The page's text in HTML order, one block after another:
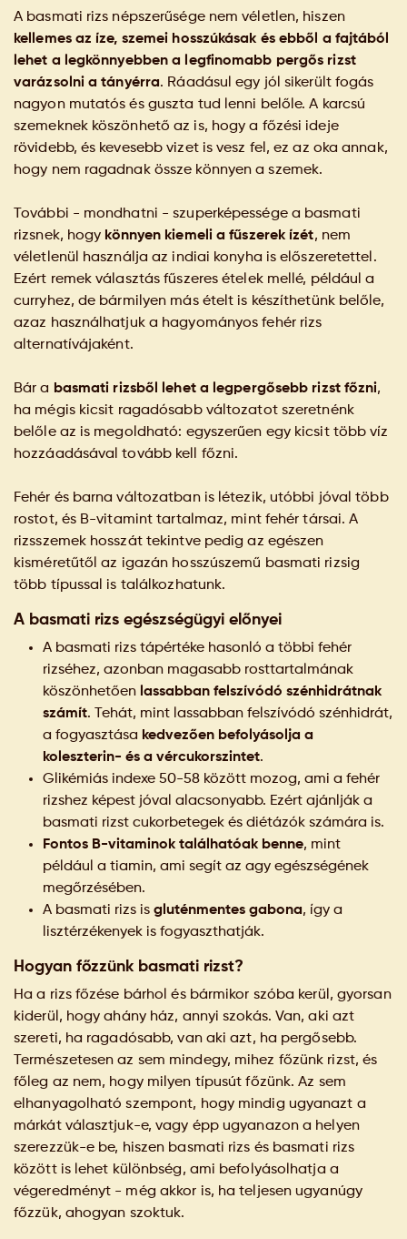
A basmati rizs népszerűsége nem véletlen, hiszen
kellemes az íze, szemei hosszúkásak és ebből a fajtából
lehet a legkönnyebben a legfinomabb pergős rizst
varázsolni a tányérra. Ráadásul egy jól sikerült fogás
nagyon mutatós és guszta tud lenni belőle. A karcsú
szemeknek köszönhető az is, hogy a főzési ideje
rövidebb, és kevesebb vizet is vesz fel, ez az oka annak,
hogy nem ragadnak össze könnyen a szemek.
További - mondhatni - szuperképessége a basmati
rizsnek, hogy könnyen kiemeli a fűszerek ízét, nem
véletlenül használja az indiai konyha is előszeretettel.
Ezért remek választás fűszeres ételek mellé, például a
curryhez, de bármilyen más ételt is készíthetünk belőle,
azaz használhatjuk a hagyományos fehér rizs
alternatívájaként.
Bár a basmati rizsből lehet a legpergősebb rizst főzni,
ha mégis kicsit ragadósabb változatot szeretnénk
belőle az is megoldható: egyszerűen egy kicsit több víz
hozzáadásával tovább kell főzni.
Fehér és barna változatban is létezik, utóbbi jóval több
rostot, és B-vitamint tartalmaz, mint fehér társai. A
rizsszemek hosszát tekintve pedig az egészen
kisméretűtől az igazán hosszúszemű basmati rizsig
több típussal is találkozhatunk.
A basmati rizs egészségügyi előnyei
A basmati rizs tápértéke hasonló a többi fehér
rizséhez, azonban magasabb rosttartalmának
köszönhetően lassabban felszívódó szénhidrátnak
számít. Tehát, mint lassabban felszívódó szénhidrát,
a fogyasztása kedvezően befolyásolja a
koleszterin- és a vércukorszintet.
Glikémiás indexe 50-58 között mozog, ami a fehér
rizshez képest jóval alacsonyabb. Ezért ajánlják a
basmati rizst cukorbetegek és diétázók számára is.
Fontos B-vitaminok találhatóak benne, mint
például a tiamin, ami segít az agy egészségének
megőrzésében.
A basmati rizs is gluténmentes gabona, így a
lisztérzékenyek is fogyaszthatják.
Hogyan főzzünk basmati rizst?
Ha a rizs főzése bárhol és bármikor szóba kerül, gyorsan
kiderül, hogy ahány ház, annyi szokás. Van, aki azt
szereti, ha ragadósabb, van aki azt, ha pergősebb.
Természetesen az sem mindegy, mihez főzünk rizst, és
főleg az nem, hogy milyen típusút főzünk. Az sem
elhanyagolható szempont, hogy mindig ugyanazt a
márkát választjuk-e, vagy épp ugyanazon a helyen
szerezzük-e be, hiszen basmati rizs és basmati rizs
között is lehet különbség, ami befolyásolhatja a
végeredményt - még akkor is, ha teljesen ugyanúgy
főzzük, ahogyan szoktuk.